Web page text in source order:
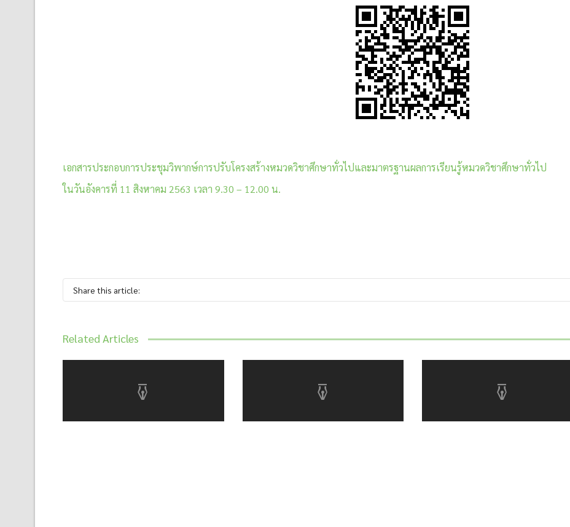
เอกสารประกอบการประชุมวิพากษ์การปรับโครงสร้างหมวดวิชาศึกษาทั่วไปและมาตรฐานผลการเรียนรู้หมวดวิชาศึกษาทั่วไป
ในวันอังคารที่ 11 สิงหาคม 2563 เวลา 9.30 – 12.00 น.
Share this article:
Related Articles